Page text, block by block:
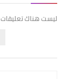
ليست هناك تعليقات